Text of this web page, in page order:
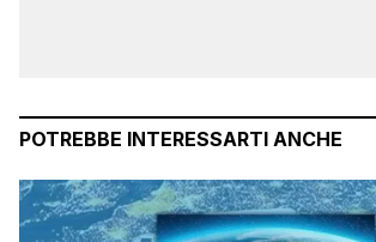
POTREBBE INTERESSARTI ANCHE